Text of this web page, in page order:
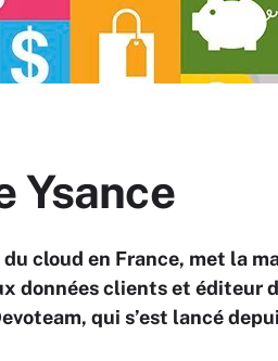
Ysance
cloud en France, met la
données clients et éditeur
qui s’est lancé